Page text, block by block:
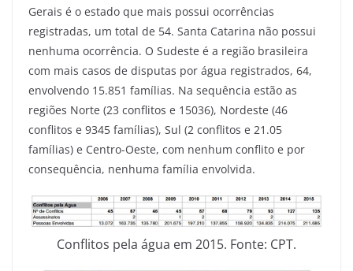
Gerais é o estado que mais possui ocorrências
registradas, um total de 54. Santa Catarina não possui
nenhuma ocorrência. O Sudeste é a região brasileira
com mais casos de disputas por água registrados, 64,
envolvendo 15.851 famílias. Na sequência estão as
regiões Norte (23 conflitos e 15036), Nordeste (46
conflitos e 9345 famílias), Sul (2 conflitos e 21.05
famílias) e Centro-Oeste, com nenhum conflito e por
consequência, nenhuma família envolvida.
Conflitos pela água em 2015. Fonte: CPT.